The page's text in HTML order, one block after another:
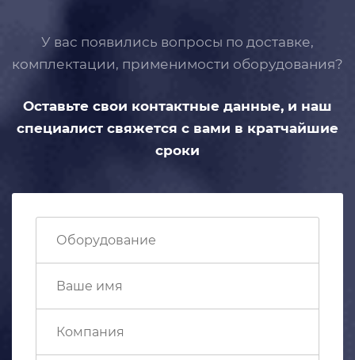
У вас появились вопросы по доставке,
комплектации, применимости оборудования?
Оставьте свои контактные данные, и наш
специалист свяжется с вами в кратчайшие
сроки